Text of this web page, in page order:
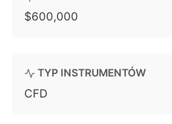
$600,000
TYP INSTRUMENTÓW
CFD